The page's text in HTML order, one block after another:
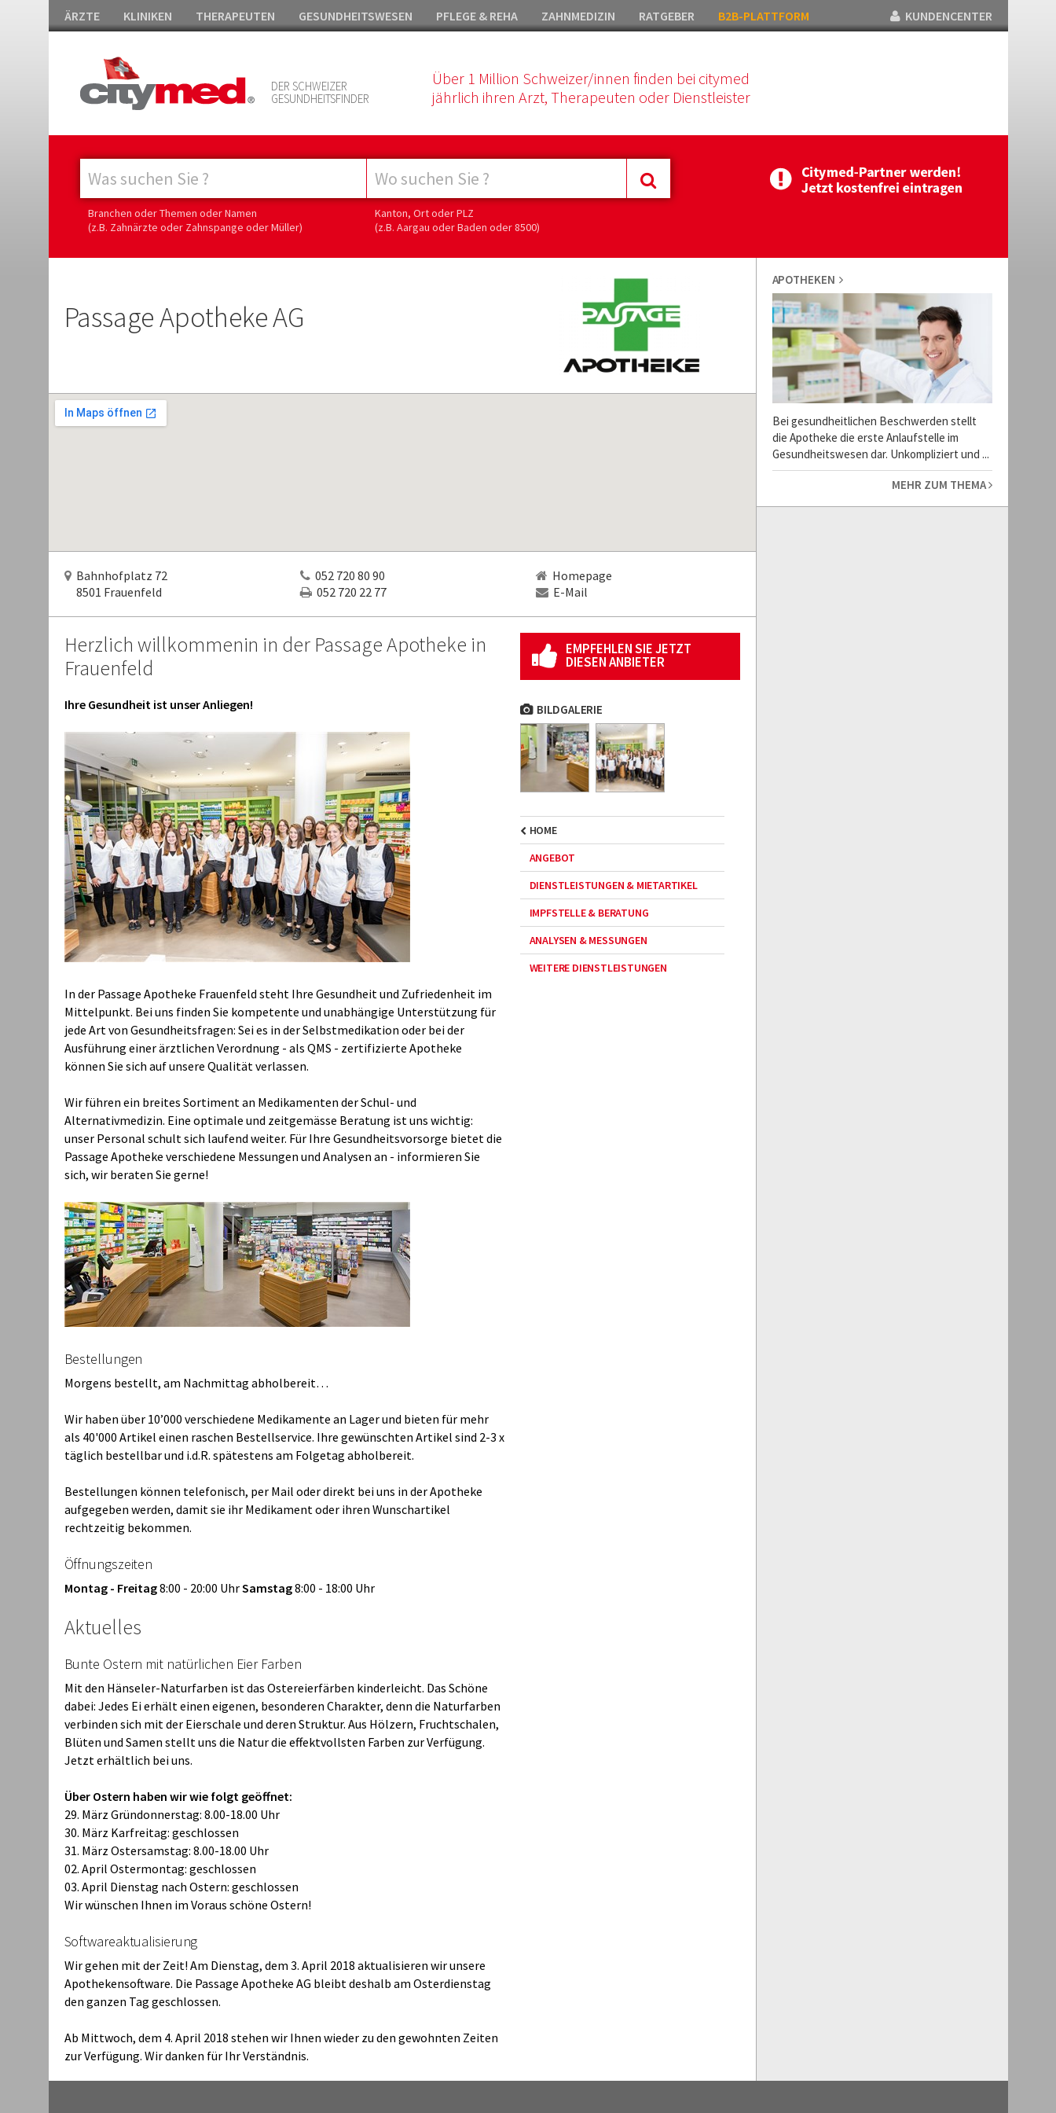
ÄRZTE KLINIKEN THERAPEUTEN GESUNDHEITSWESEN PFLEGE & REHA ZAHNMEDIZIN RATGEBER B2B-PLATTFORM KUNDENCENTER
DER SCHWEIZER
GESUNDHEITSFINDER
Über 1 Million Schweizer/innen finden bei citymed
jährlich ihren Arzt, Therapeuten oder Dienstleister
Branchen oder Themen oder Namen
(z.B. Zahnärzte oder Zahnspange oder Müller)
Kanton, Ort oder PLZ
(z.B. Aargau oder Baden oder 8500)
Passage Apotheke AG
Bahnhofplatz 72
8501 Frauenfeld
052 720 80 90
052 720 22 77
Homepage
E-Mail
Herzlich willkommenin in der Passage Apotheke in
Frauenfeld
Ihre Gesundheit ist unser Anliegen!
In der Passage Apotheke Frauenfeld steht Ihre Gesundheit und Zufriedenheit im
Mittelpunkt. Bei uns finden Sie kompetente und unabhängige Unterstützung für
jede Art von Gesundheitsfragen: Sei es in der Selbstmedikation oder bei der
Ausführung einer ärztlichen Verordnung - als QMS - zertifizierte Apotheke
können Sie sich auf unsere Qualität verlassen.
Wir führen ein breites Sortiment an Medikamenten der Schul- und
Alternativmedizin. Eine optimale und zeitgemässe Beratung ist uns wichtig:
unser Personal schult sich laufend weiter. Für Ihre Gesundheitsvorsorge bietet die
Passage Apotheke verschiedene Messungen und Analysen an - informieren Sie
sich, wir beraten Sie gerne!
Bestellungen
Morgens bestellt, am Nachmittag abholbereit…
Wir haben über 10’000 verschiedene Medikamente an Lager und bieten für mehr
als 40'000 Artikel einen raschen Bestellservice. Ihre gewünschten Artikel sind 2-3 x
täglich bestellbar und i.d.R. spätestens am Folgetag abholbereit.
Bestellungen können telefonisch, per Mail oder direkt bei uns in der Apotheke
aufgegeben werden, damit sie ihr Medikament oder ihren Wunschartikel
rechtzeitig bekommen.
Öffnungszeiten
Montag - Freitag8:00 - 20:00 UhrSamstag8:00 - 18:00 Uhr
Aktuelles
Bunte Ostern mit natürlichen Eier Farben
Mit den Hänseler-Naturfarben ist das Ostereierfärben kinderleicht. Das Schöne
dabei: Jedes Ei erhält einen eigenen, besonderen Charakter, denn die Naturfarben
verbinden sich mit der Eierschale und deren Struktur. Aus Hölzern, Fruchtschalen,
Blüten und Samen stellt uns die Natur die effektvollsten Farben zur Verfügung.
Jetzt erhältlich bei uns.
Über Ostern haben wir wie folgt geöffnet:
29. März Gründonnerstag: 8.00-18.00 Uhr
30. März Karfreitag: geschlossen
31. März Ostersamstag: 8.00-18.00 Uhr
02. April Ostermontag: geschlossen
03. April Dienstag nach Ostern: geschlossen
Wir wünschen Ihnen im Voraus schöne Ostern!
Softwareaktualisierung
Wir gehen mit der Zeit! Am Dienstag, dem 3. April 2018 aktualisieren wir unsere
Apothekensoftware. Die Passage Apotheke AG bleibt deshalb am Osterdienstag
den ganzen Tag geschlossen.
Ab Mittwoch, dem 4. April 2018 stehen wir Ihnen wieder zu den gewohnten Zeiten
zur Verfügung. Wir danken für Ihr Verständnis.
EMPFEHLEN SIE JETZT
DIESEN ANBIETER
BILDGALERIE
HOME
ANGEBOT
DIENSTLEISTUNGEN & MIETARTIKEL
IMPFSTELLE & BERATUNG
ANALYSEN & MESSUNGEN
WEITERE DIENSTLEISTUNGEN
APOTHEKEN
Bei gesundheitlichen Beschwerden stellt
die Apotheke die erste Anlaufstelle im
Gesundheitswesen dar. Unkompliziert und ...
MEHR ZUM THEMA